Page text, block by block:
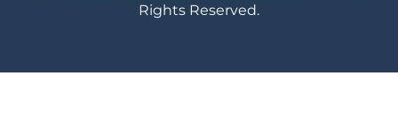
Rights Reserved.